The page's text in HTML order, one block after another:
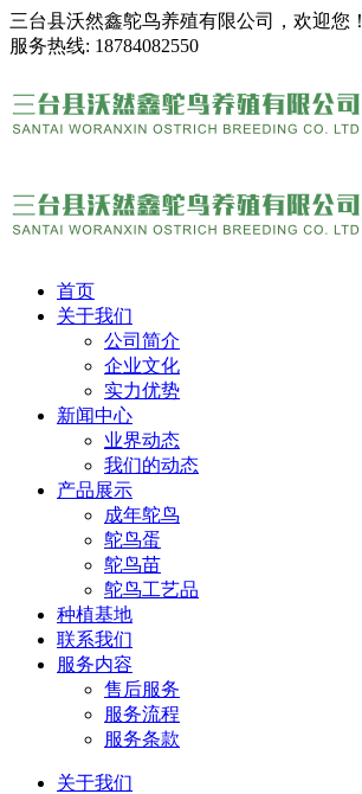
三台县沃然鑫鸵鸟养殖有限公司，欢迎您！
服务热线: 18784082550
首页
关于我们
公司简介
企业文化
实力优势
新闻中心
业界动态
我们的动态
产品展示
成年鸵鸟
鸵鸟蛋
鸵鸟苗
鸵鸟工艺品
种植基地
联系我们
服务内容
售后服务
服务流程
服务条款
关于我们